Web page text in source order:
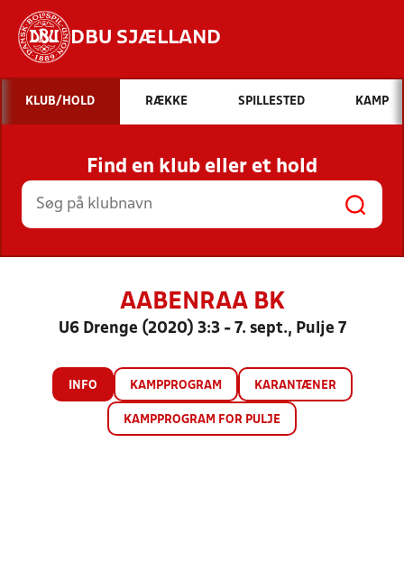
DBU SJÆLLAND
Hvad vil du søge efter?
INDHOLD OG NYHEDER
STILLINGER, RESULTATER, KLUBBER OG
HOLD
KLUB/HOLD RÆKKE SPILLESTED KAMP
Find en klub eller et hold
AABENRAA BK
U6 Drenge (2020) 3:3 - 7. sept., Pulje 7
INFO KAMPPROGRAM KARANTÆNER
KAMPPROGRAM FOR PULJE